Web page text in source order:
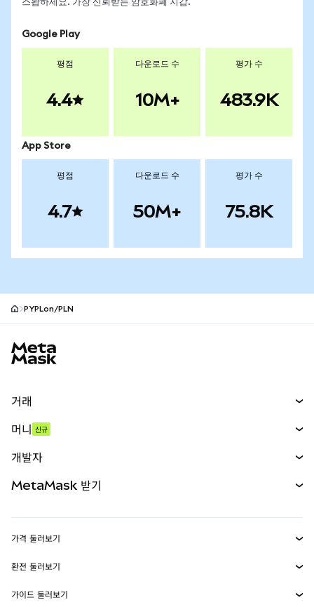
스왑하세요. 가장 신뢰받는 암호화폐 지갑.
Google Play
평점
4.4
다운로드 수
10M+
평가 수
483.9K
App Store
평점
4.7
다운로드 수
50M+
평가 수
75.8K
PYPLon/PLN
거래
무기한 선물
실물자산
머니 신규
개발자
MetaMask Connect
Snaps
MetaMask 받기
보안
가격 둘러보기
이더리움 가격
솔라나 가격
환전 둘러보기
ETH를 USD로 환전
가이드 둘러보기